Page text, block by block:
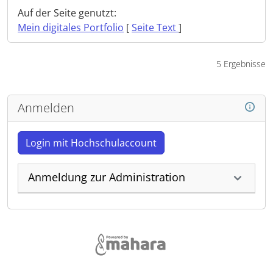
Auf der Seite genutzt:
Mein digitales Portfolio [Seite Text]
5 Ergebnisse
Anmelden
Login mit Hochschulaccount
Anmeldung zur Administration